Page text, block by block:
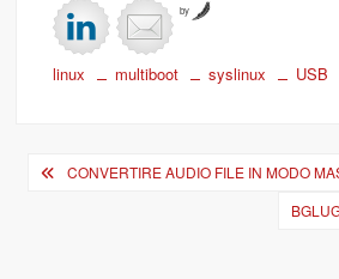
by
linux multiboot syslinux USB
Navigazione
CONVERTIRE AUDIO FILE IN MODO